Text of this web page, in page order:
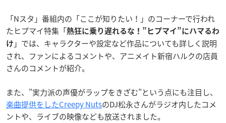
「Nスタ」番組内の「ここが知りたい！」のコーナーで行われ
たヒプマイ特集「熱狂に乗り遅れるな！”ヒプマイ”にハマるわ
け 」では、 キャラクターや設定など作品についても詳しく説明
され、ファンによるコメントや、アニメイト新宿ハルクの店員
さんのコメントが紹介。
また、”実力派の声優がラップをきざむ”という点にも注目し、
楽曲提供をしたCreepy NutsのDJ松永さんがラジオ内したコメ
ントや、ライブの映像なども放送されました。